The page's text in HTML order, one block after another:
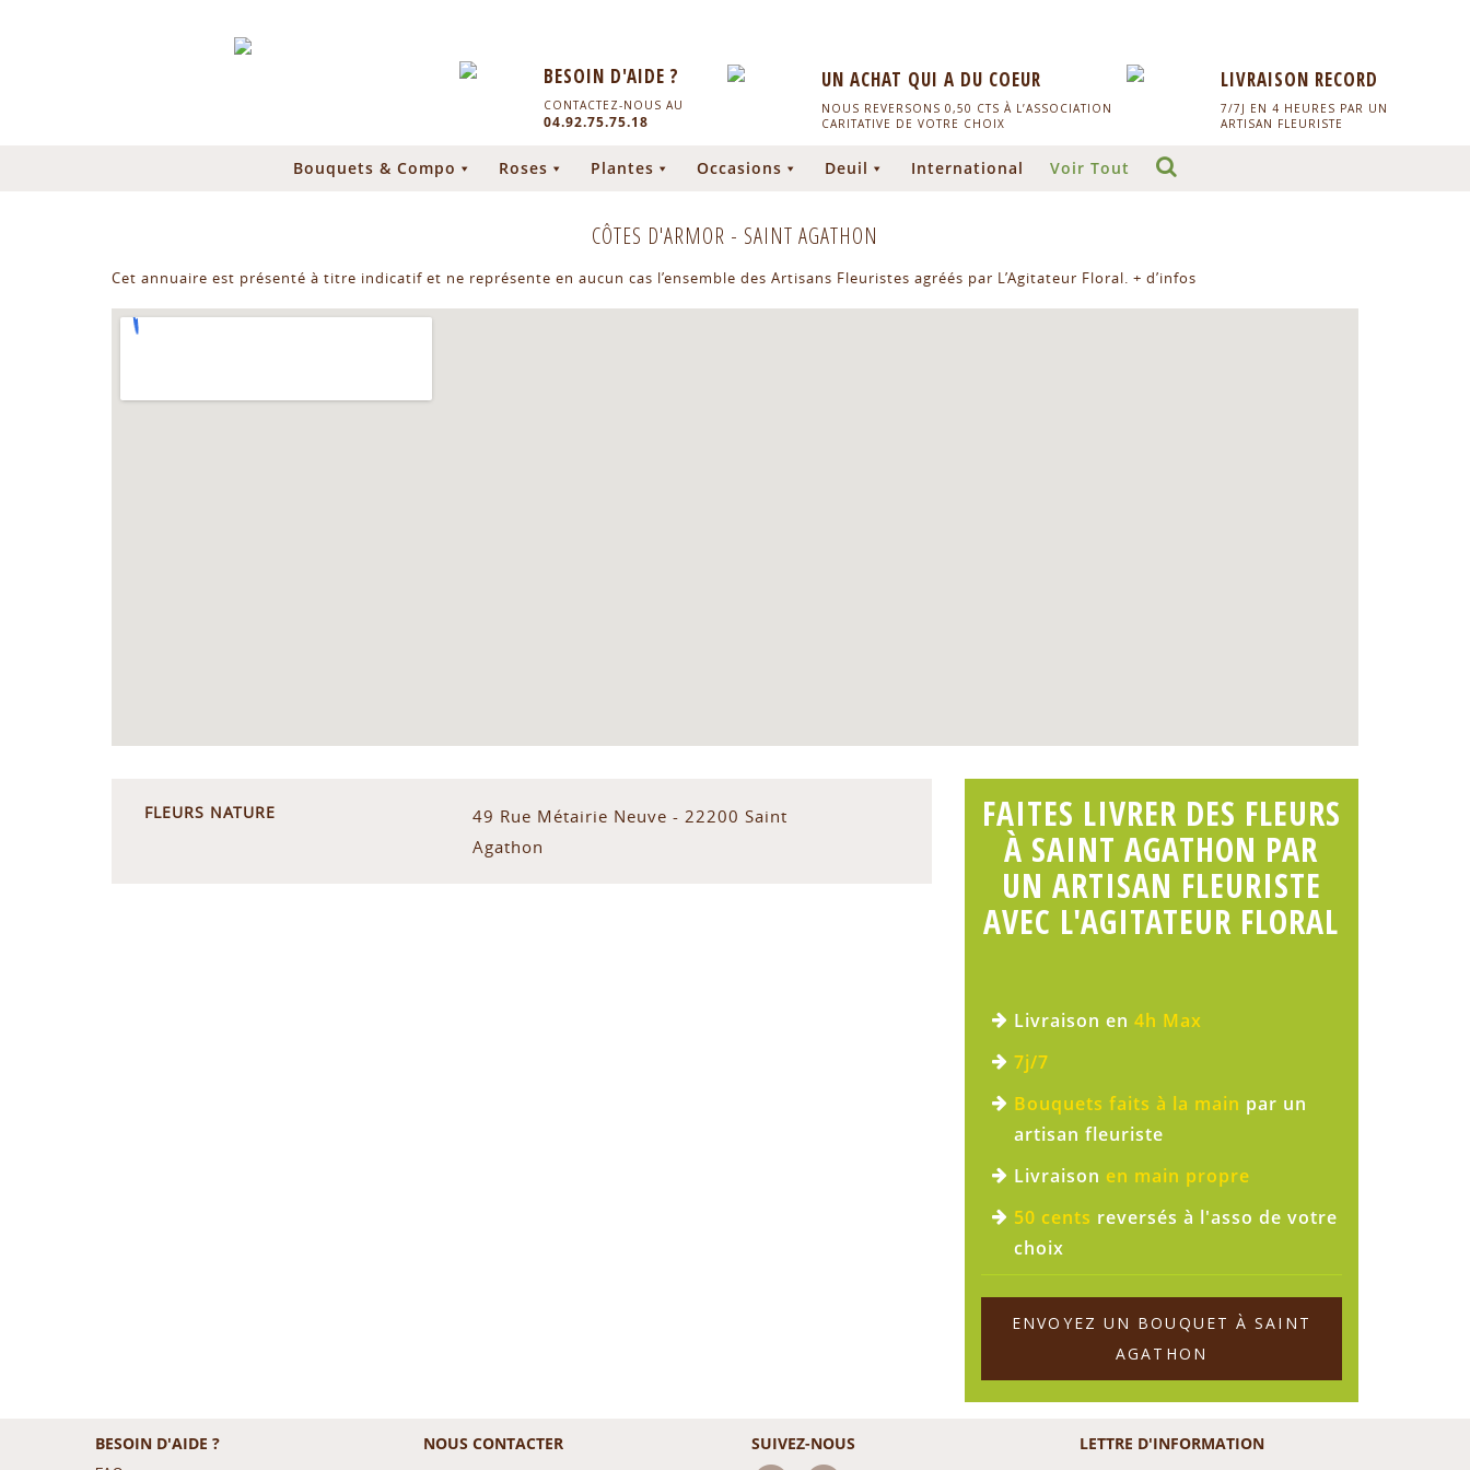
BESOIN D'AIDE ?
CONTACTEZ-NOUS AU
04.92.75.75.18
UN ACHAT QUI A DU COEUR
NOUS REVERSONS 0,50 CTS À L’ASSOCIATION
CARITATIVE DE VOTRE CHOIX
LIVRAISON RECORD
7/7J EN 4 HEURES PAR UN
ARTISAN FLEURISTE
Bouquets & Compo Roses Plantes Occasions Deuil International Voir Tout
CÔTES D'ARMOR - SAINT AGATHON
Cet annuaire est présenté à titre indicatif et ne représente en aucun cas l’ensemble des Artisans Fleuristes agréés par L’Agitateur Floral. + d’infos
FLEURS NATURE
49 Rue Métairie Neuve - 22200 Saint
Agathon
FAITES LIVRER DES FLEURS
À SAINT AGATHON PAR
UN ARTISAN FLEURISTE
AVEC L'AGITATEUR FLORAL
Livraison en 4h Max
7j/7
Bouquets faits à la main par un
artisan fleuriste
Livraison en main propre
50 cents reversés à l'asso de votre
choix
ENVOYEZ UN BOUQUET À SAINT
AGATHON
BESOIN D'AIDE ? NOUS CONTACTER SUIVEZ-NOUS LETTRE D'INFORMATION